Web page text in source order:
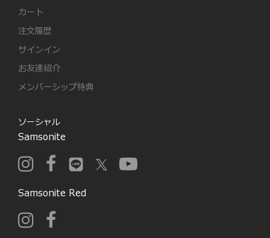
カート
注文履歴
サインイン
お友達紹介
メンバーシップ特典
ソーシャル
Samsonite
Samsonite Red